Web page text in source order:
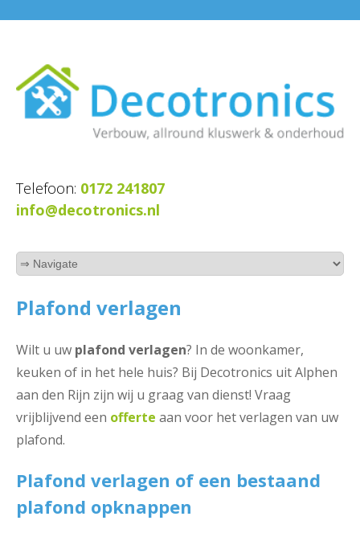
Telefoon: 0172 241807
info@decotronics.nl
Plafond verlagen
Wilt u uw plafond verlagen? In de woonkamer,
keuken of in het hele huis? Bij Decotronics uit Alphen
aan den Rijn zijn wij u graag van dienst! Vraag
vrijblijvend een offerte aan voor het verlagen van uw
plafond.
Plafond verlagen of een bestaand
plafond opknappen